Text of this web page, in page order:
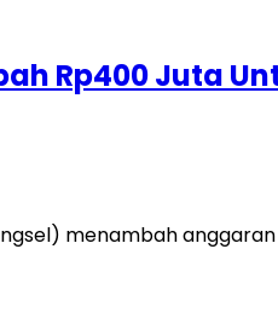
Rp400 Juta
menambah